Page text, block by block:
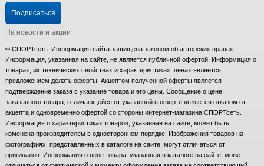
Подписаться
На новости и акции
© СПОРТсеть. Информация сайта защищена законом об авторских правах.
Информация, указанная на сайте, не является публичной офертой. Информация о
товарах, их технических свойствах и характеристиках, ценах является
предложением делать оферты. Акцептом полученной оферты является
подтверждение заказа с указание товара и его цены. Сообщение о цене
заказанного товара, отличающейся от указанной в оферте является отказом от
акцепта и одновременно офертой со стороны интернет-магазина СПОРТсеть.
Информация о характеристиках товаров, указанная на сайте, может быть
изменена производителем в одностороннем порядке. Изображения товаров на
фотографиях, представленных в каталоге на сайте, могут отличаться от
оригиналов. Информация о цене товара, указанная в каталоге на сайте, может